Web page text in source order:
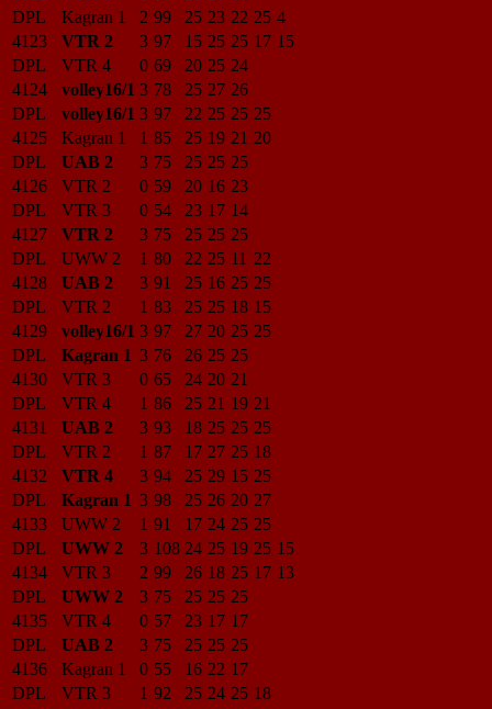
DPL
Kagran 1 2 99 25 23 22 25 4
4123
VTR 2 3 97 15 25 25 17 15
DPL
VTR 4 0 69 20 25 24
4124
volley16/1 3 78 25 27 26
DPL
volley16/1 3 97 22 25 25 25
4125
Kagran 1 1 85 25 19 21 20
DPL
UAB 2 3 75 25 25 25
4126
VTR 2 0 59 20 16 23
DPL
VTR 3 0 54 23 17 14
4127
VTR 2 3 75 25 25 25
DPL
UWW 2 1 80 22 25 11 22
4128
UAB 2 3 91 25 16 25 25
DPL
VTR 2 1 83 25 25 18 15
4129
volley16/1 3 97 27 20 25 25
DPL
Kagran 1 3 76 26 25 25
4130
VTR 3 0 65 24 20 21
DPL
VTR 4 1 86 25 21 19 21
4131
UAB 2 3 93 18 25 25 25
DPL
VTR 2 1 87 17 27 25 18
4132
VTR 4 3 94 25 29 15 25
DPL
Kagran 1 3 98 25 26 20 27
4133
UWW 2 1 91 17 24 25 25
DPL
UWW 2 3 108 24 25 19 25 15
4134
VTR 3 2 99 26 18 25 17 13
DPL
UWW 2 3 75 25 25 25
4135
VTR 4 0 57 23 17 17
DPL
UAB 2 3 75 25 25 25
4136
Kagran 1 0 55 16 22 17
DPL
VTR 3 1 92 25 24 25 18